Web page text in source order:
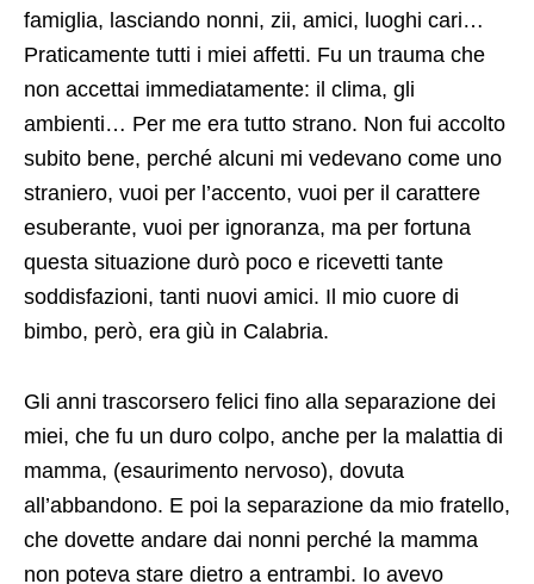
famiglia, lasciando nonni, zii, amici, luoghi cari…
Praticamente tutti i miei affetti. Fu un trauma che
non accettai immediatamente: il clima, gli
ambienti… Per me era tutto strano. Non fui accolto
subito bene, perché alcuni mi vedevano come uno
straniero, vuoi per l’accento, vuoi per il carattere
esuberante, vuoi per ignoranza, ma per fortuna
questa situazione durò poco e ricevetti tante
soddisfazioni, tanti nuovi amici. Il mio cuore di
bimbo, però, era giù in Calabria.
Gli anni trascorsero felici fino alla separazione dei
miei, che fu un duro colpo, anche per la malattia di
mamma, (esaurimento nervoso), dovuta
all’abbandono. E poi la separazione da mio fratello,
che dovette andare dai nonni perché la mamma
non poteva stare dietro a entrambi. Io avevo